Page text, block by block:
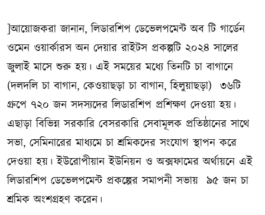
]আয়োজকরা জানান, লিডারশিপ ডেভেলপমেন্ট অব টি গার্ডেন
ওমেন ওয়ার্কারস অন দেয়ার রাইটস প্রকল্পটি ২০২৪ সালের
জুলাই মাসে শুরু হয়। এই সময়ের মধ্যে তিনটি চা বাগানে
(দলদলি চা বাগান, কেওয়াছড়া চা বাগান, হিলুয়াছড়া) ৩৬টি
গ্রুপে ৭২০ জন সদস্যদের লিডারশিপ প্রশিক্ষণ দেওয়া হয়।
এছাড়া বিভিন্ন সরকারি বেসরকারি সেবামূলক প্রতিষ্ঠানের সাথে
সভা, সেমিনারের মাধ্যমে চা শ্রমিকদের সংযোগ স্থাপন করে
দেওয়া হয়। ইউরোপীয়ান ইউনিয়ন ও অক্সফামের অর্থায়নে এই
লিডারশিপ ডেভেলপমেন্ট প্রকল্পের সমাপনী সভায় ৯৫ জন চা
শ্রমিক অংশগ্রহণ করেন।